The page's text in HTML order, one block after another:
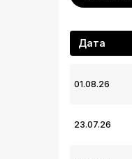
Дата
01.08.26
23.07.26